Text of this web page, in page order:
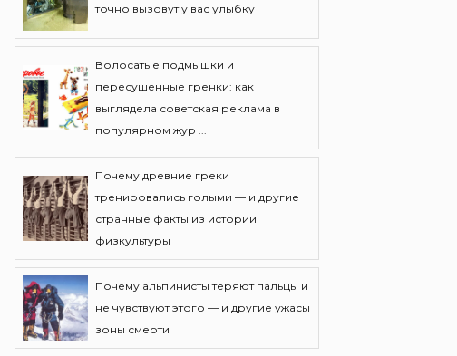
точно вызовут у вас улыбку
Волосатые подмышки и
пересушенные гренки: как
выглядела советская реклама в
популярном жур ...
Почему древние греки
тренировались голыми — и другие
странные факты из истории
физкультуры
Почему альпинисты теряют пальцы и
не чувствуют этого — и другие ужасы
зоны смерти